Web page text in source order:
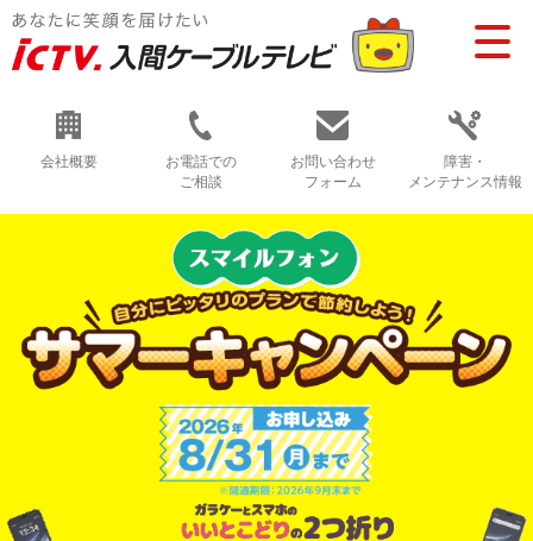
会社概要
お電話での
ご相談
お問い合わせ
フォーム
障害・
メンテナンス情報